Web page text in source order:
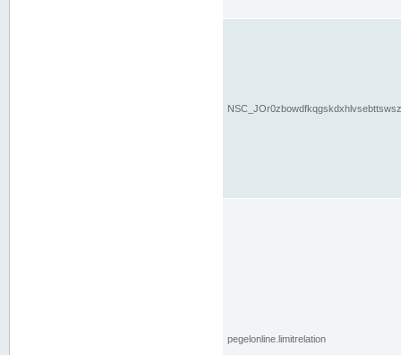
pegelonline.limitrelation